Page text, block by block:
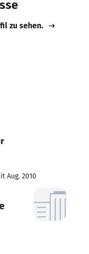
zu sehen.
Aug. 2010